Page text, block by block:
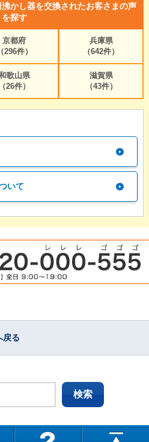
かし器を交換されたお客さまの声
を探す
京都府
（296件）
兵庫県
（642件）
歌山県
（26件）
滋賀県
（43件）
いて
戻る